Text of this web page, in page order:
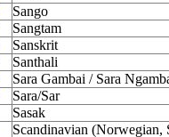
Sango
Sangtam
Sanskrit
Santhali
Sara Gambai / Sara
Sara/Sar
Sasak
Scandinavian (Norwegian,